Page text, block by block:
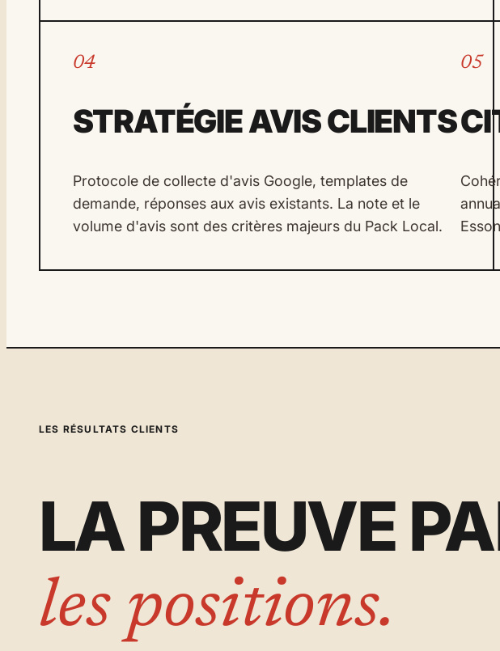
04
STRATÉGIE AVIS CLIENTS
Protocole de collecte d'avis Google, templates de
demande, réponses aux avis existants. La note et le
volume d'avis sont des critères majeurs du Pack Local.
05
LES RÉSULTATS CLIENTS
LA PREUVE
les positions.